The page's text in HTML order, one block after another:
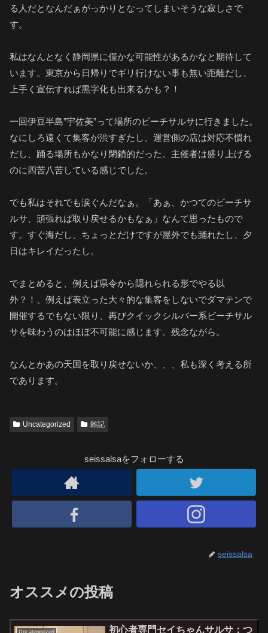
る人だとなんだぁがっかりとなってしまいそうな寂しさで
す。
私はなんとなく静岡県に僅かな可能性があるかなと期待して
います。東京から日帰りでギリ行けない事も無い距離だし、
上手く宣伝すれば黒字化も出来るかも？！
一回伊豆半島”宇佐美”って場所のビーチサルサに行きました。
なにしろ遠くて集客が渋すぎたし、運営側の店は対応不慣れ
だし、踊る場所もかなり閉鎖的だった。主催者は盛り上げる
のに四苦八苦している感じでした。
でも私はそれでも涙ぐんだなぁ。「あぁ、かつてのビーチサ
ルサ、頑張れば取り戻せるかもなぁ」なんて思ったもので
す。すぐ海だし、ちょっとだけですが屋外でも踊れたし、夕
日はキレイだったし。
でまとめると、例えば県令から隠れられる形でやる以
外？！、例えば表立った大々的な集客をしないでダマテンで
開催するでもない限り、再びクイックシルバー系ビーチサル
サを味わうのはほぼ不可能に感じます。残念ながら。
なんとかあの天国を取り戻せないか、、、私も深く考える所
であります。
Uncategorized 雑記
seissalsaをフォローする
seissalsa
オススメの投稿
Uncategorized
初心者専門セイちゃんサルサ：つ